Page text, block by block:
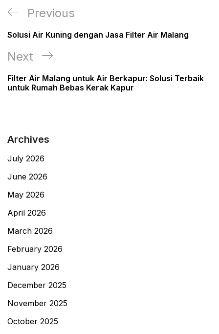
Post
Previous
Post
Previous
Solusi Air Kuning dengan Jasa Filter Air Malang
Next
Post
Next
Filter Air Malang untuk Air Berkapur: Solusi Terbaik
untuk Rumah Bebas Kerak Kapur
Archives
July 2026
June 2026
May 2026
April 2026
March 2026
February 2026
January 2026
December 2025
November 2025
October 2025